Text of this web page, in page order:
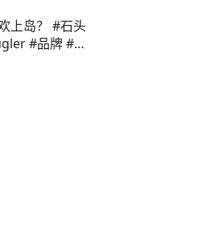
上岛？ #石头
#品牌 #足